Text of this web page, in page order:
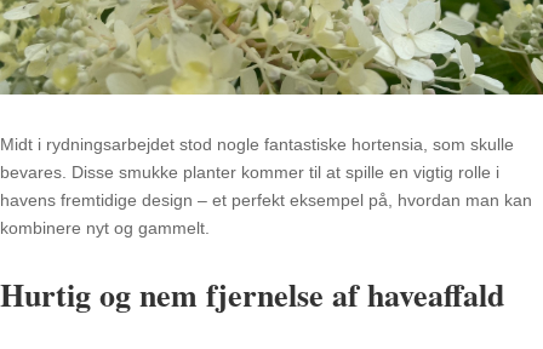
Midt i rydningsarbejdet stod nogle fantastiske hortensia, som skulle
bevares. Disse smukke planter kommer til at spille en vigtig rolle i
havens fremtidige design – et perfekt eksempel på, hvordan man kan
kombinere nyt og gammelt.
Hurtig og nem fjernelse af haveaffald